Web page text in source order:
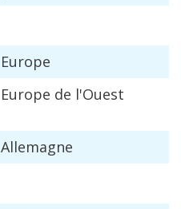
Europe
Europe de l'Ouest
Allemagne